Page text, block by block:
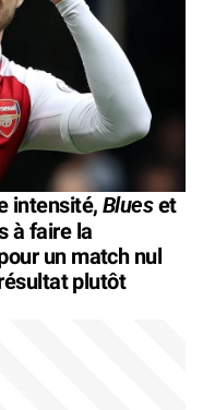
intensité, Blueset
à faire la
un match nul
plutôt